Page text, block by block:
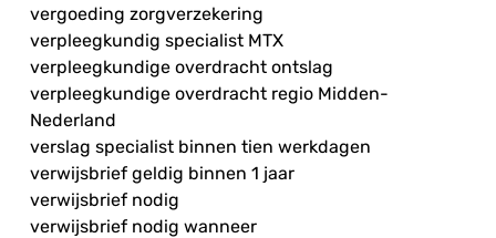
vergoeding zorgverzekering
verpleegkundig specialist MTX
verpleegkundige overdracht ontslag
verpleegkundige overdracht regio Midden-
Nederland
verslag specialist binnen tien werkdagen
verwijsbrief geldig binnen 1 jaar
verwijsbrief nodig
verwijsbrief nodig wanneer